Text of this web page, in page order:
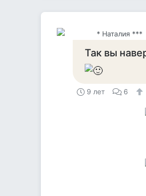
* Наталия ***
Так вы
9 лет 6